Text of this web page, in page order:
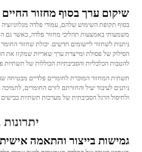
שיקום ערך בסוף מחזור החיים
בסוף תקופת השימוש שלהם, עמודי פלדה
משמעותי באמצעות תהליכי מחזור פלדה, כאשר גם
ניתנות לשחזור ליישומים חדשים. יכולת שחזור
הסילוק של פסולת ומייצרת ערך שאריות שמקזז את
להטבות הכלכליות והסביבתיות הכוללות של תשתיות
תשתית המחזור המוכרת לחומרים פלדיים מבטיחה
ניתנים לעיבוד יעיל והחזרתם לזרם החומרים,
ולחיסול הרגל הסביבתית של מערכות תשתיות כבישים
גמישות בייצור והתאמה אישית